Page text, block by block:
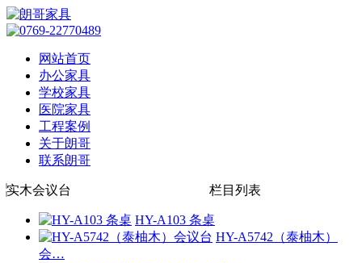
网站首页
办公家具
学校家具
医院家具
工程案例
关于朗哥
联系朗哥
实木会议台 栏目列表
HY-A103 条桌
HY-A5742（泰柚木）
会…